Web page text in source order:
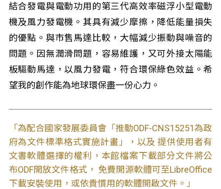
結合發電與電動功用的第三代高效率磁浮小型電動
機及風力發電機。其具有減少摩擦，降低能量損失
的優點。與市售馬達比較，大幅減少振動與噪音的
問題。因無潤滑問題，容易維護，又可外接太陽能
板驅動馬達，以風力發電，符合環保綠色效益。希
望我的創作能為地球環保盡一份心力。
「為配合國家發展委員會「推動ODF-CNS15251為政
府為文件標準格式實施計畫」，以及 提供使用者有
文書軟體選擇的權利，本館檔案下載部分文件將公
布ODF開放文件格式， 免費開源軟體可至LibreOffice
下載安裝使用，或依貴慣用的軟體開啟文件。」